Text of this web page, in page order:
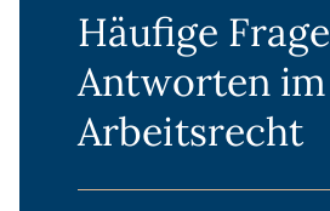
Häufige
Antworten im
Arbeitsrecht